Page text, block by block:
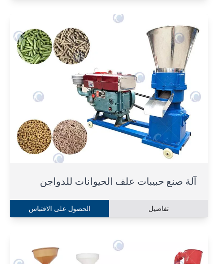
آلة صنع حبيبات علف الحيوانات للدواجن
تفاصيل الحصول على الاقتباس